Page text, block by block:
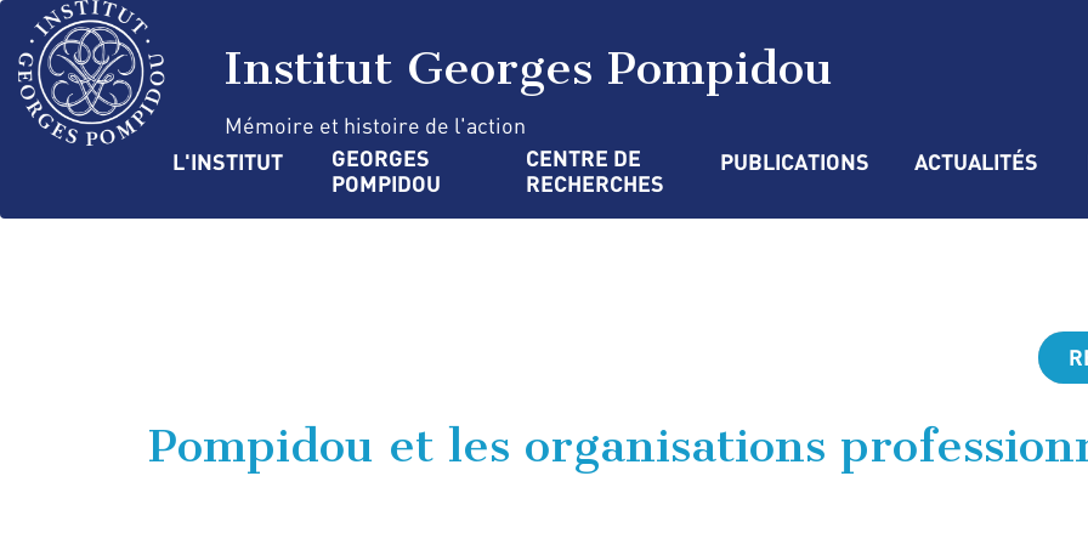
Aller
au
contenu
principal
Institut Georges Pompidou
Mémoire et histoire de l'action
Navigation
L'INSTITUT
GEORGES
POMPIDOU
CENTRE DE
RECHERCHES
PUBLICATIONS ACTUALITÉS
Pompidou et les organisations
Panneau de gestion des cookies